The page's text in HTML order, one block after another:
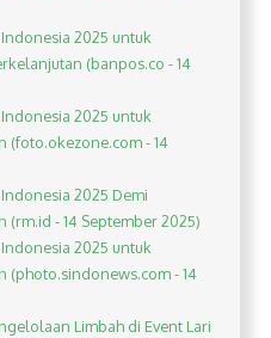
2025 untuk
(banpos.co - 14
2025 untuk
(foto.okezone.com - 14
2025 Demi
- 14 September 2025)
2025 untuk
(photo.sindonews.com - 14
Limbah di Event Lari